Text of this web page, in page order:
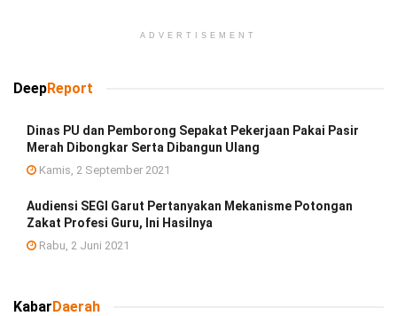
ADVERTISEMENT
DeepReport
Dinas PU dan Pemborong Sepakat Pekerjaan Pakai Pasir
Merah Dibongkar Serta Dibangun Ulang
Kamis, 2 September 2021
Audiensi SEGI Garut Pertanyakan Mekanisme Potongan
Zakat Profesi Guru, Ini Hasilnya
Rabu, 2 Juni 2021
KabarDaerah